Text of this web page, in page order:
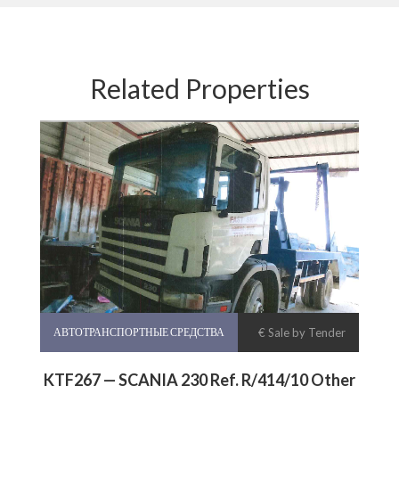
Related Properties
АВТОТРАНСПОРТНЫЕ СРЕДСТВА € Sale by Tender
KTF267 — SCANIA 230 Ref. R/414/10 Other